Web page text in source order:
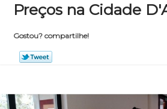
Preços na Cidade
Gostou? compartilhe!